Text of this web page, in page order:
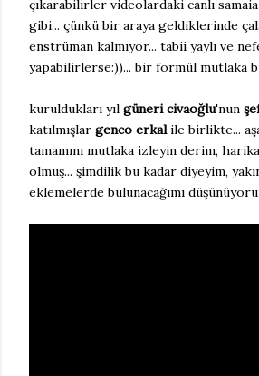
çıkarabilirler videolardaki canlı
gibi... çünkü bir araya geldiklerinde
enstrüman kalmıyor... tabii yaylı ve
yapabilirlerse:))... bir formül mutlaka
kuruldukları yıl güneri civaoğlu'nun
katılmışlar genco erkalile birlikte...
tamamını mutlaka izleyin derim,
olmuş... şimdilik bu kadar diyeyim,
eklemelerde bulunacağımı